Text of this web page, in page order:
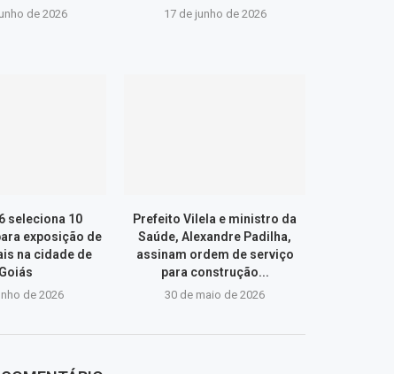
de 2026 17 de junho de 2026
seleciona 10
exposição de
na cidade de
Goiás
de 2026
Prefeito Vilela e ministro da
Saúde, Alexandre Padilha,
assinam ordem de serviço
para construção...
30 de maio de 2026